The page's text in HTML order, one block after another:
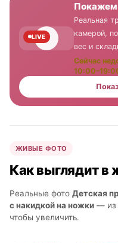
LIVE
Покажем
Реальная
камерой,
вес и
Сейчас
ЖИВЫЕ ФОТО
Как выглядит в
Реальные фото Детская
с накидкой на ножки — из
чтобы увеличить.